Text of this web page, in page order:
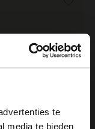
te
media te bieden